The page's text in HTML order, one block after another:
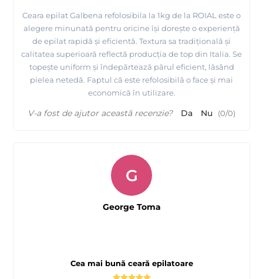
Ceara epilat Galbena refolosibila la 1kg de la ROIAL este o
alegere minunată pentru oricine își dorește o experiență
de epilat rapidă și eficientă. Textura sa tradițională și
calitatea superioară reflectă producția de top din Italia. Se
topește uniform și îndepărtează părul eficient, lăsând
pielea netedă. Faptul că este refolosibilă o face și mai
economică în utilizare.
V-a fost de ajutor această recenzie? Da Nu (0/0)
Cea mai bună ceară epilatoare
G
George Toma